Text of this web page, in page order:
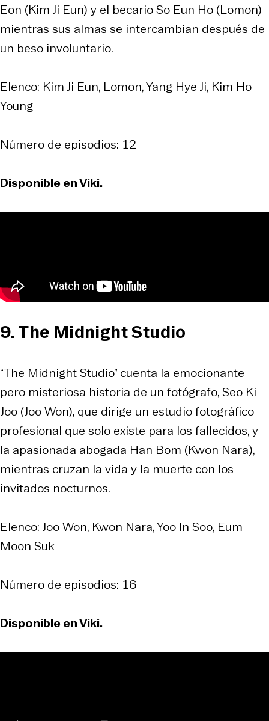
Eon (Kim Ji Eun) y el becario So Eun Ho (Lomon)
mientras sus almas se intercambian después de
un beso involuntario.
Elenco: Kim Ji Eun, Lomon, Yang Hye Ji, Kim Ho
Young
Número de episodios: 12
Disponible en Viki.
9. The Midnight Studio
“The Midnight Studio” cuenta la emocionante
pero misteriosa historia de un fotógrafo, Seo Ki
Joo (Joo Won), que dirige un estudio fotográfico
profesional que solo existe para los fallecidos, y
la apasionada abogada Han Bom (Kwon Nara),
mientras cruzan la vida y la muerte con los
invitados nocturnos.
Elenco: Joo Won, Kwon Nara, Yoo In Soo, Eum
Moon Suk
Número de episodios: 16
Disponible en Viki.